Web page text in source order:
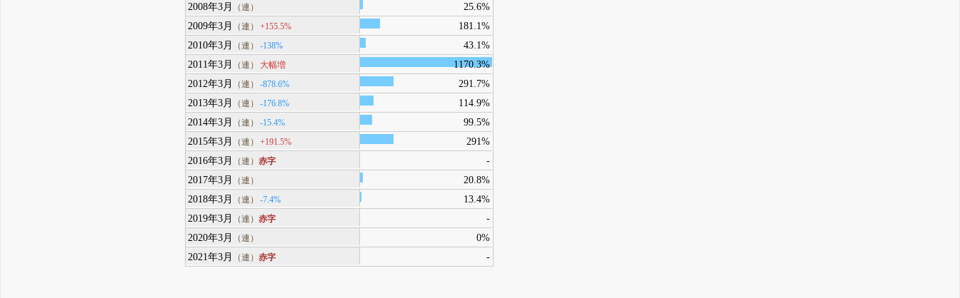
2008年3月 （連）
25.6%
2009年3月
（連） +155.5%
181.1%
2010年3月
（連） -138%
43.1%
2011年3月
（連） 大幅増
1170.3%
2012年3月
（連） -878.6%
291.7%
2013年3月
（連） -176.8%
114.9%
2014年3月
（連） -15.4%
99.5%
2015年3月
（連） +191.5%
291%
2016年3月
（連）赤字
-
2017年3月
（連）
20.8%
2018年3月
（連） -7.4%
13.4%
2019年3月
（連）赤字
-
2020年3月
（連）
0%
2021年3月
（連）赤字 -